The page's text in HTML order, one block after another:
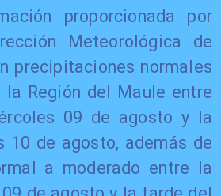
proporcionada por
Meteorológica de
precipitaciones normales
la Región del Maule entre
09 de agosto y la
10 de agosto, además de
a moderado entre la